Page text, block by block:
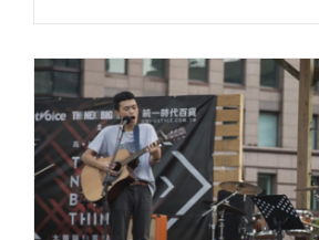
菜〉擄獲眾人芳心。閱讀全文 "
依舊穩穩地站著 大衛.蕭為台北
朋友〉"